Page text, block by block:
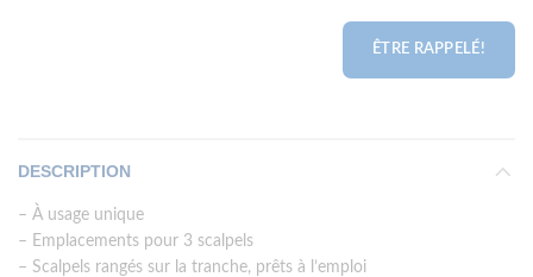
DESCRIPTION
– À usage unique
– Emplacements pour 3 scalpels
– Scalpels rangés sur la tranche, prêts à l’emploi